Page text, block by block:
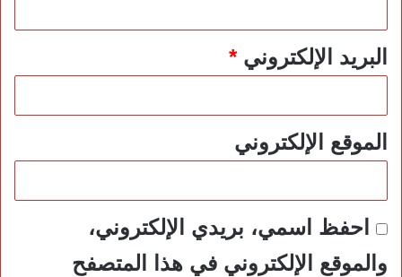
البريد الإلكتروني*
الموقع الإلكتروني
احفظ اسمي، بريدي الإلكتروني،
والموقع الإلكتروني في هذا المتصفح